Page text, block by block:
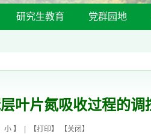
研究生教育 党群园地
叶片氮吸收过程的调
小】 | 【打印】 【关闭 】